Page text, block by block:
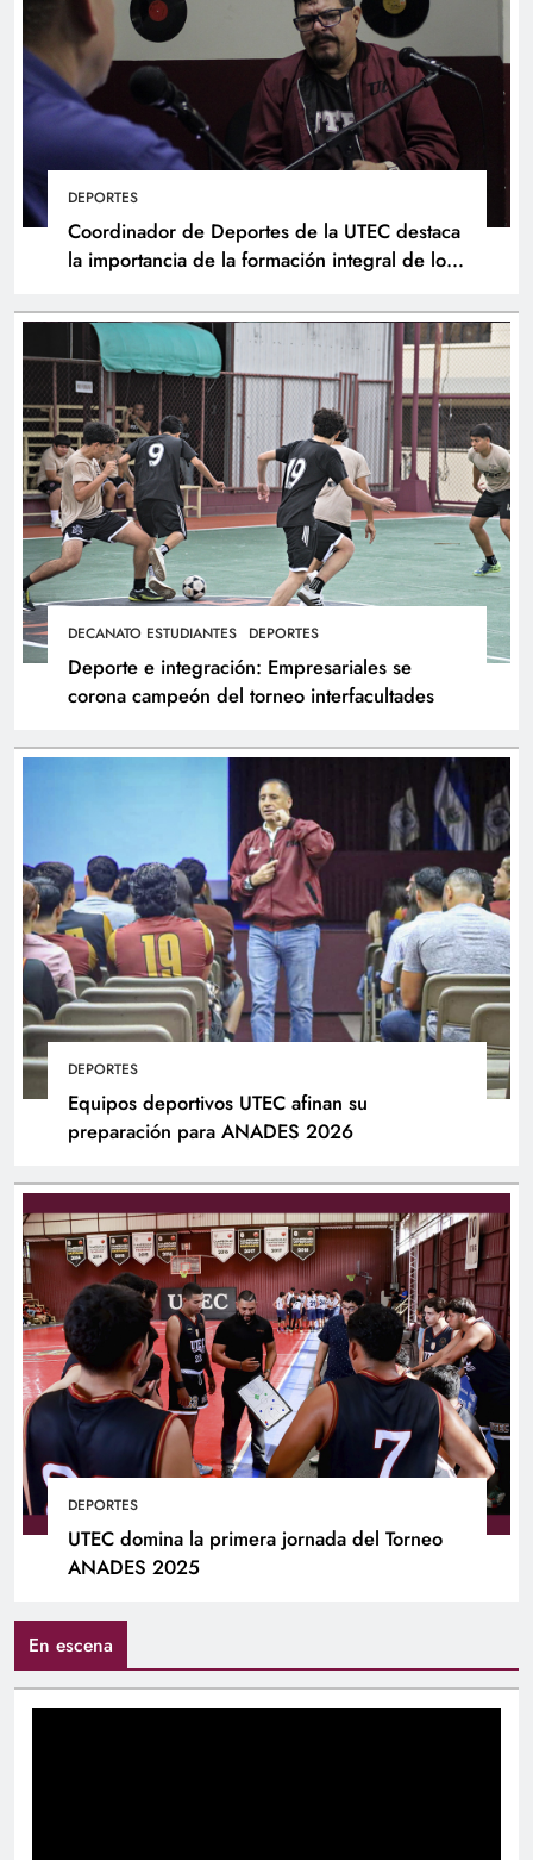
DEPORTES
Coordinador de Deportes de la UTEC destaca
la importancia de la formación integral de los
DECANATO ESTUDIANTES DEPORTES
Deporte e integración: Empresariales se
corona campeón del torneo interfacultades
DEPORTES
Equipos deportivos UTEC afinan su
preparación para ANADES 2026
DEPORTES
UTEC domina la primera jornada del Torneo
ANADES 2025
En escena